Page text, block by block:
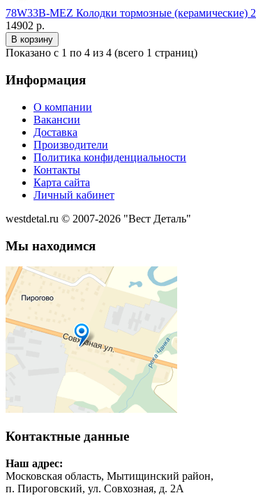
78W33B-MEZ Колодки тормозные (керамические)
14902 р.
Показано с 1 по 4 из 4 (всего 1 страниц)
Информация
О компании
Вакансии
Доставка
Производители
Политика конфиденциальности
Контакты
Карта сайта
Личный кабинет
westdetal.ru © 2007-2026 "Вест Деталь"
Мы находимся
Контактные данные
Наш адрес:
Московская область, Мытищинский район,
п. Пироговский, ул. Совхозная, д. 2А